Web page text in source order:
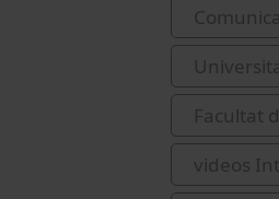
Facultat
videos